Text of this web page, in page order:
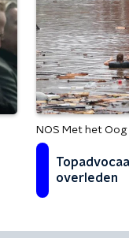
NOS Met het
overleden